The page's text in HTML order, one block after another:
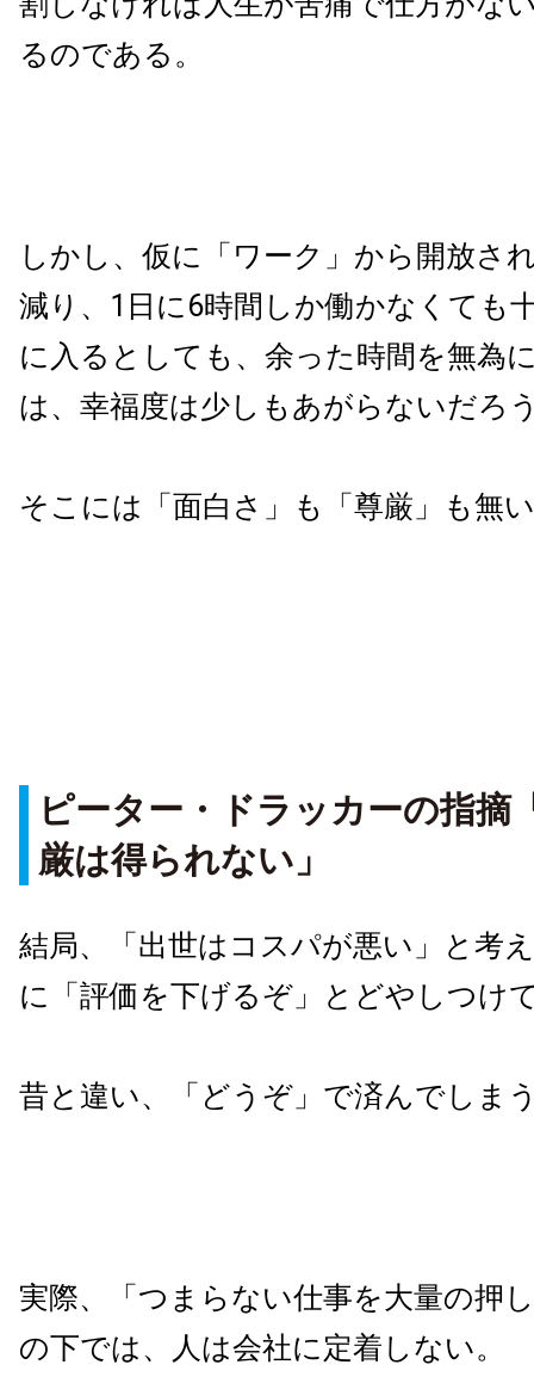
るのである。
しかし、仮に「ワーク」から開放さ
減り、1日に6時間しか働かなくても
に入るとしても、余った時間を無為
は、幸福度は少しもあがらないだろ
そこには「面白さ」も「尊厳」も無
ピーター・ドラッカーの指摘
厳は得られない」
結局、「出世はコスパが悪い」と考
に「評価を下げるぞ」とどやしつけ
昔と違い、「どうぞ」で済んでしま
実際、「つまらない仕事を大量の押
の下では、人は会社に定着しない。